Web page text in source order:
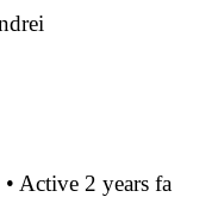
• Active 2 years fa